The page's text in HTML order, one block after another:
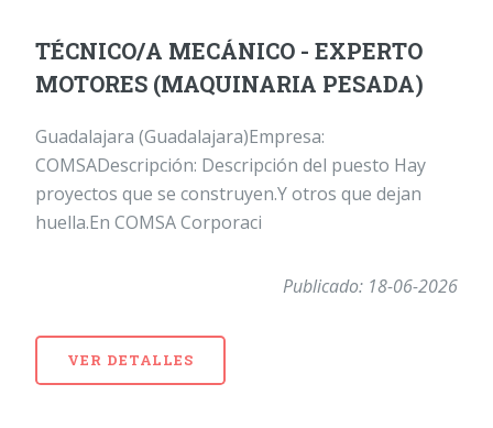
TÉCNICO/A MECÁNICO - EXPERTO
MOTORES (MAQUINARIA PESADA)
Guadalajara (Guadalajara)Empresa:
COMSADescripción: Descripción del puesto Hay
proyectos que se construyen.Y otros que dejan
huella.En COMSA Corporaci
Publicado: 18-06-2026
VER DETALLES